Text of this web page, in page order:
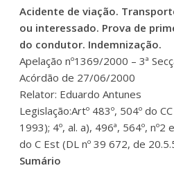
Acidente de viação.
ou interessado. Prova de
do condutor. Indemnização.
Apelação nº1369/2000 – 3ª
Acórdão de 27/06/2000
Relator: Eduardo Antunes
Legislação:Artº 483º, 504º do
1993); 4º, al. a), 496ª, 564º, nº2
do C Est (DL nº 39 672, de
Sumário